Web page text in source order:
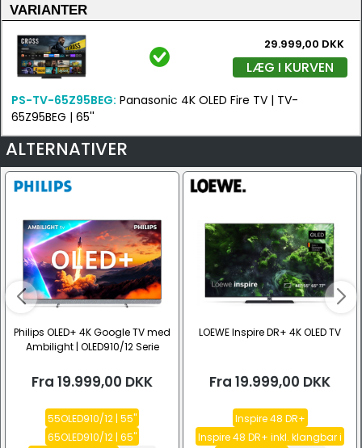
VARIANTER
29.999,00 DKK
LÆG I KURVEN
PS-TV-65Z95BEG: Panasonic 4K OLED Fire TV | TV-
65Z95BEG | 65''
ALTERNATIVER
Philips OLED+ 4K Google TV med
Ambilight | OLED910/12 Serie
Fra 19.999,00 DKK
55OLED910/12 | 55"
65OLED910/12 | 65"
LOEWE Inspire DR+ 4K OLED TV
Fra 19.999,00 DKK
Inspire 48 DR+
Inspire 48 DR+ inkl. klangbar i